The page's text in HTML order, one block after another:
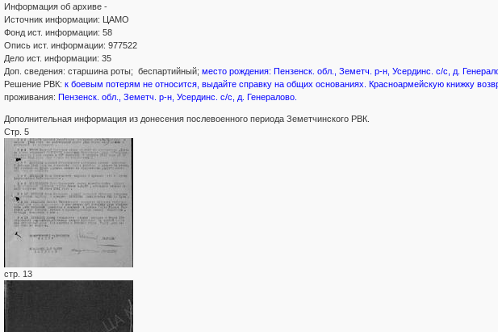
Информация об архиве -
Источник информации: ЦАМО
Фонд ист. информации: 58
Опись ист. информации: 977522
Дело ист. информации: 35
Доп. сведения: старшина роты; беспартийный; место рождения: Пензенск. обл., Земетч. р-н, Усердинс. с/с, д.
Решение РВК: к боевым потерям не относится, выдайте справку на общих основаниях. Красноармейскую книжку
проживания: Пензенск. обл., Земетч. р-н, Усердинс. с/с, д. Генералово.
Дополнительная информация из донесения послевоенного периода Земетчинского РВК.
Стр. 5
стр. 13